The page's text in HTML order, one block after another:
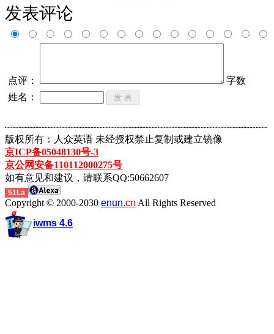
发表评论
点评：
字数
姓名：
┈┈┈┈┈┈┈┈┈┈┈┈┈┈┈┈┈┈┈┈┈┈┈┈┈┈┈┈┈┈┈┈┈┈┈┈┈┈┈┈┈┈┈
版权所有：人众英语 未经授权禁止复制或建立镜像
京ICP备05048130号-3
京公网安备110112000275号
如有意见和建议，请联系QQ:50662607
51La
Copyright © 2000-2030 enun.cn All Rights Reserved
iwms 4.6